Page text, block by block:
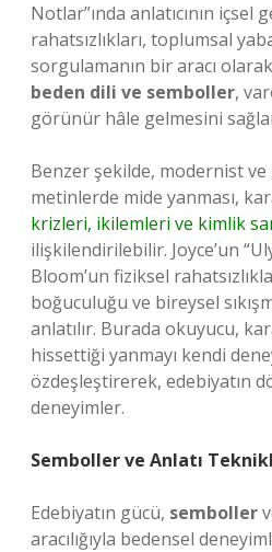
Notlar”ında anlatıcının içsel
rahatsızlıkları, toplumsal
sorgulamanın bir aracı
beden dili ve semboller,
görünür hâle gelmesini
Benzer şekilde, modernist
metinlerde mide yanması,
krizleri, ikilemleri ve kimlik
ilişkilendirilebilir. Joyce’un
Bloom’un fiziksel
boğuculuğu ve bireysel
anlatılır. Burada okuyucu,
hissettiği yanmayı kendi
özdeşleştirerek, edebiyatın
deneyimler.
Semboller ve Anlatı
Edebiyatın gücü, semboller
aracılığıyla bedensel